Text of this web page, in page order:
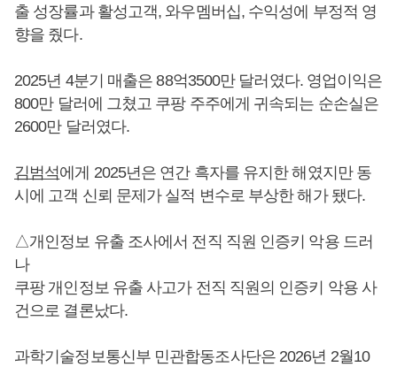
출 성장률과 활성고객, 와우멤버십, 수익성에 부정적 영
향을 줬다.
2025년 4분기 매출은 88억3500만 달러였다. 영업이익은
800만 달러에 그쳤고 쿠팡 주주에게 귀속되는 순손실은
2600만 달러였다.
김범석에게 2025년은 연간 흑자를 유지한 해였지만 동
시에 고객 신뢰 문제가 실적 변수로 부상한 해가 됐다.
△개인정보 유출 조사에서 전직 직원 인증키 악용 드러
나
쿠팡 개인정보 유출 사고가 전직 직원의 인증키 악용 사
건으로 결론났다.
과학기술정보통신부 민관합동조사단은 2026년 2월10